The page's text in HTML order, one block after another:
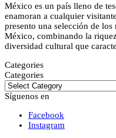
México es un país lleno de
enamoran a cualquier
presento una selección de
México, combinando la
diversidad cultural que
Categories
Categories
Síguenos en
Facebook
Instagram